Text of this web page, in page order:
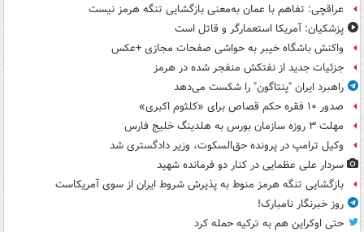
عراقچی: تفاهم با عمان به‌معنی بازگشایی تنگه هرمز نیست
پزشکیان: آمریکا استعمارگر و قاتل است
واکنش باشگاه خیبر به حواشی صفحات مجازی +عکس
جزئیات جدید از نفتکش منفجر شده در هرمز
راهبرد ایران "پنتاگون" را شکست می‌دهد
صدور ۱۰ فقره حکم قصاص برای «کلثوم اکبری»
مهلت ۳ روزه سازمان بورس به هلدینگ خلیج فارس
وکیل ترامپ در پرونده حق‌السکوت، وزیر دادگستری شد
سردار علی عظمایی در کنار دو فرمانده شهید
بازگشایی تنگه هرمز منوط به پذیرش شروط ایران از سوی آمریکاست
روز خبرنگار نامبارک!
حتی اوکراین هم به ترکیه حمله کرد